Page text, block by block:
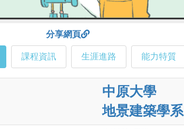
分享網頁
課程資訊 生涯進路 能力特質
中原大學
地景建築學系